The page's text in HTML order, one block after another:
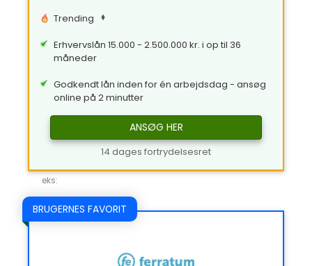
Trending
Erhvervslån 15.000 - 2.500.000 kr. i op til 36
måneder
Godkendt lån inden for én arbejdsdag - ansøg
online på 2 minutter
ANSØG HER
14 dages fortrydelsesret
eks:
BRUGERNES FAVORIT